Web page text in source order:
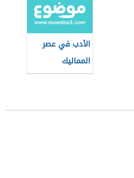
الأدب في عصر
المماليك